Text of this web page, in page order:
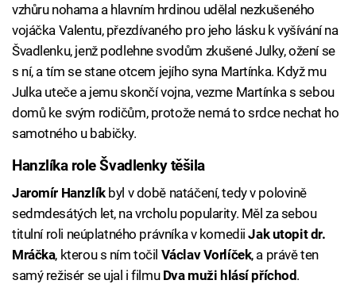
vzhůru nohama a hlavním hrdinou udělal nezkušeného
vojáčka Valentu, přezdívaného pro jeho lásku k vyšívání na
Švadlenku, jenž podlehne svodům zkušené Julky, ožení se
s ní, a tím se stane otcem jejího syna Martínka. Když mu
Julka uteče a jemu skončí vojna, vezme Martínka s sebou
domů ke svým rodičům, protože nemá to srdce nechat ho
samotného u babičky.
Hanzlíka role Švadlenky těšila
Jaromír Hanzlíkbyl v době natáčení, tedy v polovině
sedmdesátých let, na vrcholu popularity. Měl za sebou
titulní roli neúplatného právníka v komediiJak utopit dr.
Mráčka, kterou s ním točil Václav Vorlíček, a právě ten
samý režisér se ujal i filmu Dva muži hlásí příchod.